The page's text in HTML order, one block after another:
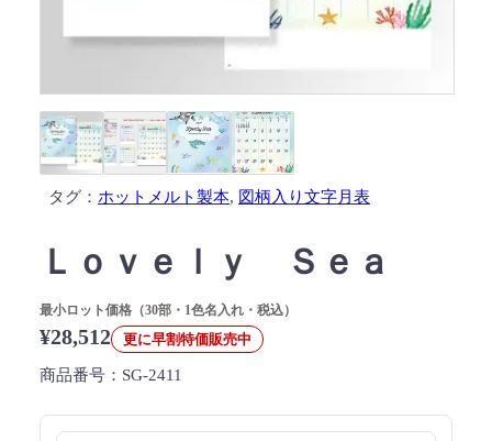
タグ： ホットメルト製本, 図柄入り文字月表
Ｌｏｖｅｌｙ Ｓｅａ
最小ロット価格（30部・1色名入れ・税込）
¥28,512 更に早割特価販売中
商品番号： SG-2411